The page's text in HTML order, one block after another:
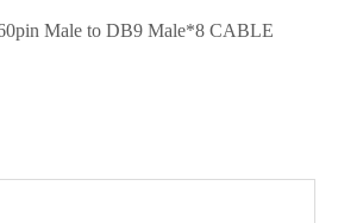
Male to DB9 Male*8 CABLE